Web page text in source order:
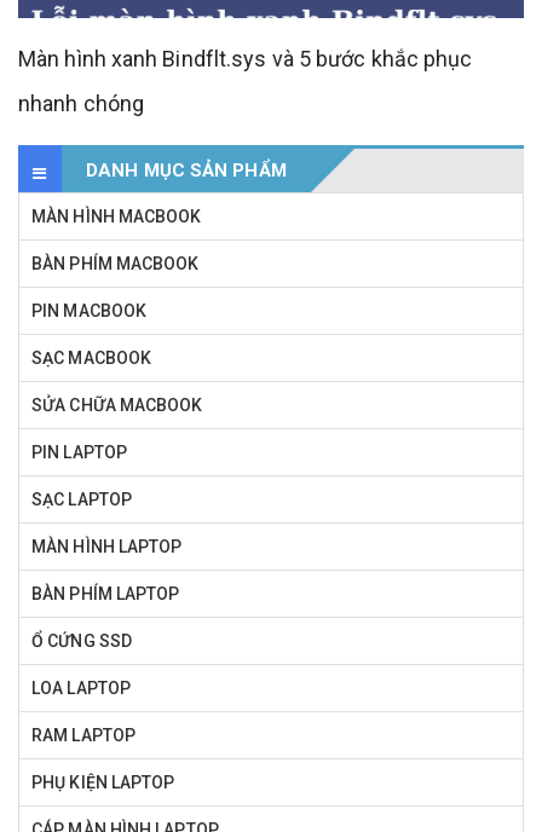
Màn hình xanh Bindflt.sys và 5 bước khắc phục
nhanh chóng
DANH MỤC SẢN PHẨM
MÀN HÌNH MACBOOK
BÀN PHÍM MACBOOK
PIN MACBOOK
SẠC MACBOOK
SỬA CHỮA MACBOOK
PIN LAPTOP
SẠC LAPTOP
MÀN HÌNH LAPTOP
BÀN PHÍM LAPTOP
Ổ CỨNG SSD
LOA LAPTOP
RAM LAPTOP
PHỤ KIỆN LAPTOP